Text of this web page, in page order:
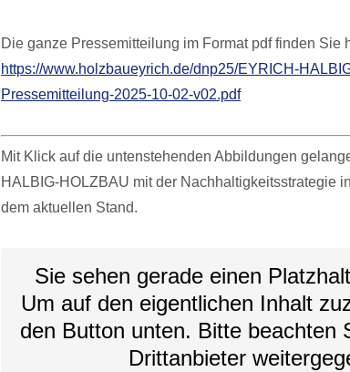
Die ganze Pressemitteilung im Format pdf finden Sie
https://www.holzbaueyrich.de/dnp25/EYRICH-
Pressemitteilung-2025-10-02-v02.pdf
Mit Klick auf die untenstehenden Abbildungen
HALBIG-HOLZBAU mit der Nachhaltigkeitsstrategie
dem aktuellen Stand.
Sie sehen gerade einen
Um auf den eigentlichen Inhalt
den Button unten. Bitte beachten
Drittanbieter